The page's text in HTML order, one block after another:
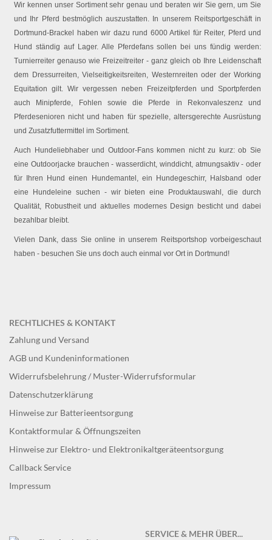
Wir kennen unser Sortiment sehr genau und beraten wir Sie gern, um Sie
und Ihr Pferd bestmöglich auszustatten. In unserem Reitsportgeschäft in
Dortmund-Brackel haben wir dazu rund 6000 Artikel für Reiter, Pferd und
Hund ständig auf Lager. Alle Pferdefans sollen bei uns fündig werden:
Turnierreiter genauso wie Freizeitreiter - ganz gleich ob Ihre Leidenschaft
dem Dressurreiten, Vielseitigkeitsreiten, Westernreiten oder der Working
Equitation gilt. Wir vergessen neben Freizeitpferden und Sportpferden
auch Minipferde, Fohlen sowie die Pferde in Rekonvaleszenz und
Pferdesenioren nicht und haben für spezielle, altersgerechte Ausrüstung
und Zusatzfuttermittel im Sortiment.
Auch Hundeliebhaber und Outdoor-Fans kommen nicht zu kurz: ob Sie
eine Outdoorjacke brauchen - wasserdicht, winddicht, atmungsaktiv - oder
für Ihren Hund einen Hundemantel, ein Hundegeschirr, Halsband oder
eine Hundeleine suchen - wir bieten eine Produktauswahl, die durch
Qualität, Robustheit und aktuelles modernes Design besticht und dabei
bezahlbar bleibt.
Vielen Dank, dass Sie online in unserem Reitsportshop vorbeigeschaut
haben - besuchen Sie uns doch auch einmal vor Ort in Dortmund!
RECHTLICHES & KONTAKT
Zahlung und Versand
AGB und Kundeninformationen
Widerrufsbelehrung / Muster-Widerrufsformular
Datenschutzerklärung
Hinweise zur Batterieentsorgung
Kontaktformular & Öffnungszeiten
Hinweise zur Elektro- und Elektronikaltgeräteentsorgung
Callback Service
Impressum
SERVICE & MEHR ÜBER...